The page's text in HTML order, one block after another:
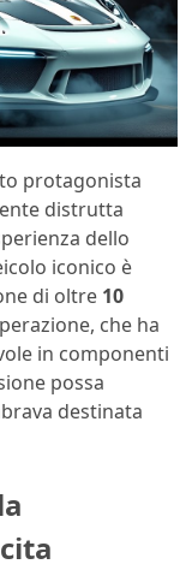
protagonista
distrutta
dello
iconico è
di oltre 10
che ha
in componenti
possa
destinata